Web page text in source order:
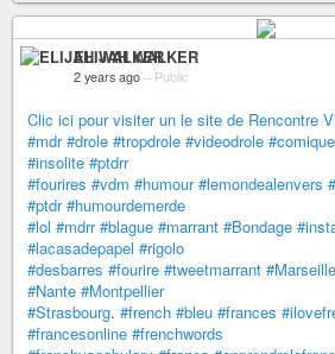
ELIJAH WALKER
2 years ago – Public
Clic ici pour visiter un le site de Rencontre
#mdr #drole #tropdrole #videodrole #comique
#insolite #ptdrr
#fourires #vdm #humour #lemondealenvers
#ptdr #humourdemerde
#lol #mdrr #blague #marrant #Bondage
#lacasadepapel #rigolo
#desbarres #fourire #tweetmarrant #Marseille
#Nante #Montpellier
#Strasbourg. #french #bleu #frances
#francesonline #frenchwords